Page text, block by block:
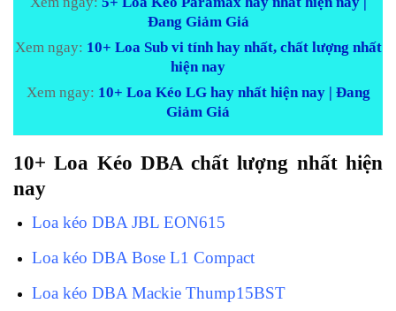
Đang Giảm Giá
Xem ngay: 10+ Loa Sub vi tính hay nhất, chất lượng nhất
hiện nay
Xem ngay: 10+ Loa Kéo LG hay nhất hiện nay | Đang
Giảm Giá
10+ Loa Kéo DBA chất lượng nhất hiện
nay
Loa kéo DBA JBL EON615
Loa kéo DBA Bose L1 Compact
Loa kéo DBA Mackie Thump15BST